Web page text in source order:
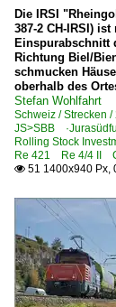
6
6 193
E-Loks |
0010
6 103
6 110
6
6 111
6 112
6 115
Die IRSI
387-2 CH-IRSI)
Einspurabschnitt
Richtung Biel/
schmucken
oberhalb des
Stefan Wohlfahrt
Schweiz / Strecken
JS>SBB
Rolling Stock
Re 421 Re 4/4 II
 51 1400x940 Px,